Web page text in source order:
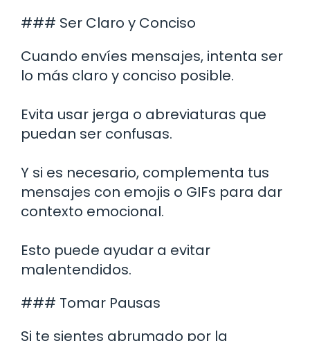
### Ser Claro y Conciso
Cuando envíes mensajes, intenta ser
lo más claro y conciso posible.
Evita usar jerga o abreviaturas que
puedan ser confusas.
Y si es necesario, complementa tus
mensajes con emojis o GIFs para dar
contexto emocional.
Esto puede ayudar a evitar
malentendidos.
### Tomar Pausas
Si te sientes abrumado por la